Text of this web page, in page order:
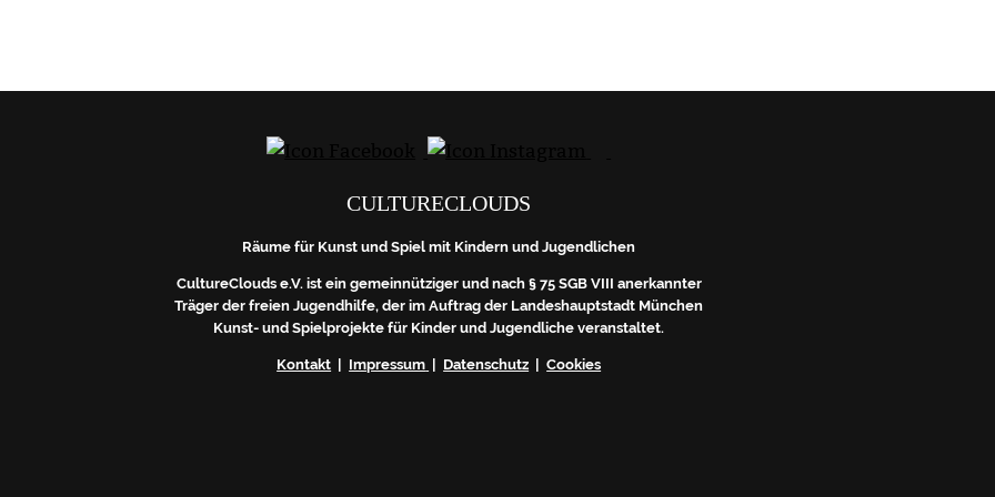
CULTURECLOUDS
Räume für Kunst und Spiel mit Kindern und Jugendlichen
CultureClouds e.V. ist ein gemeinnütziger und nach § 75 SGB VIII anerkannter
Träger der freien Jugendhilfe, der im Auftrag der Landeshauptstadt München
Kunst- und Spielprojekte für Kinder und Jugendliche veranstaltet.
Kontakt | Impressum | Datenschutz |Cookies